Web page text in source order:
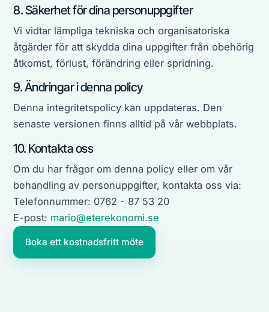
8. Säkerhet för dina personuppgifter
Vi vidtar lämpliga tekniska och organisatoriska
åtgärder för att skydda dina uppgifter från obehörig
åtkomst, förlust, förändring eller spridning.
9. Ändringar i denna policy
Denna integritetspolicy kan uppdateras. Den
senaste versionen finns alltid på vår webbplats.
10. Kontakta oss
Om du har frågor om denna policy eller om vår
behandling av personuppgifter, kontakta oss via:
Telefonnummer: 0762 - 87 53 20
E-post: mario@eterekonomi.se
Boka ett kostnadsfritt möte